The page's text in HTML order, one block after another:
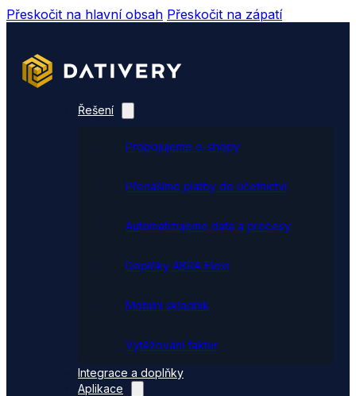
Přeskočit na hlavní obsah Přeskočit na zápatí
Řešení
Propojujeme e-shopy
Přenášíme platby do účetnictví
Automatizujeme data a procesy
Doplňky ABRA Flexi
Mobilní skladník
Vytěžování faktur
Integrace a doplňky
Aplikace